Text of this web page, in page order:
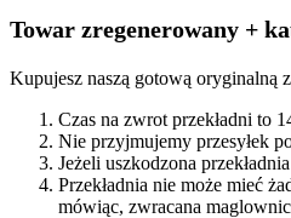
Towar zregenerowany +
Kupujesz naszą gotową oryginalną
Czas na zwrot przekładni to
Nie przyjmujemy przesyłek
Jeżeli uszkodzona
Przekładnia nie może mieć
mówiąc, zwracana